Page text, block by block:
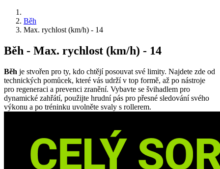
Běh
Max. rychlost (km/h) - 14
Běh - Max. rychlost (km/h) - 14
Běh je stvořen pro ty, kdo chtějí posouvat své limity. Najdete zde od
technických pomůcek, které vás udrží v top formě, až po nástroje
pro regeneraci a prevenci zranění. Vybavte se švihadlem pro
dynamické zahřátí, použijte hrudní pás pro přesné sledování svého
výkonu a po tréninku uvolněte svaly s rollerem.